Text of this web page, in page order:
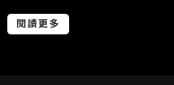
上的位移、方向變換與群體間的
構一段從出發、迷失到尋路的動
閱讀更多